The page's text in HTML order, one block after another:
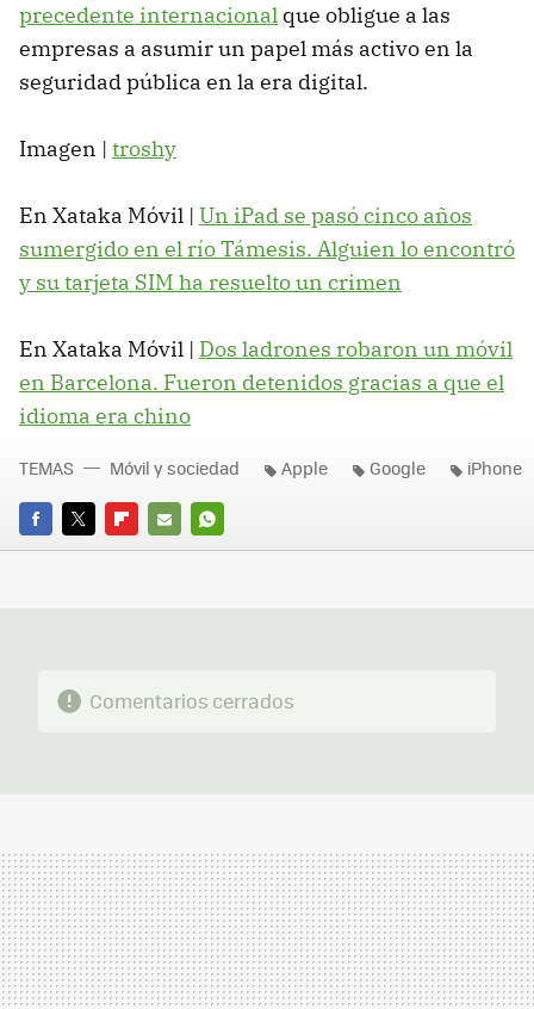
precedente internacional que obligue a las
empresas a asumir un papel más activo en la
seguridad pública en la era digital.
Imagen | troshy
En Xataka Móvil | Un iPad se pasó cinco años
sumergido en el río Támesis. Alguien lo encontró
y su tarjeta SIM ha resuelto un crimen
En Xataka Móvil | Dos ladrones robaron un móvil
en Barcelona. Fueron detenidos gracias a que el
idioma era chino
FACEBOOK
TWITTERFLIPBOARD
E-
WHATSAPP
TEMAS Móvil y sociedad Apple Google iPhone
Comentarios cerrados